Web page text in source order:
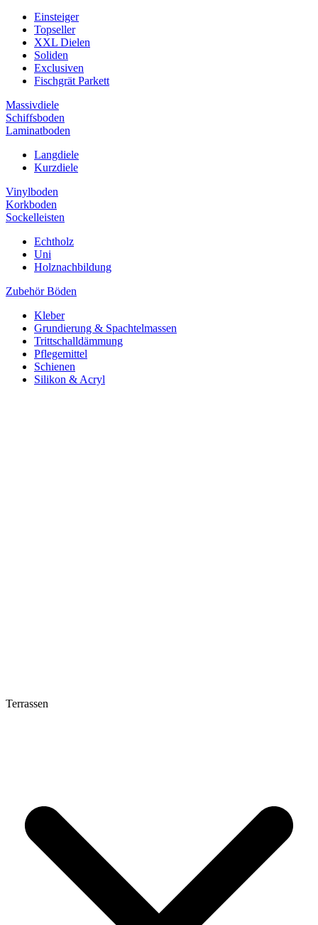
Einsteiger
Topseller
XXL Dielen
Soliden
Exclusiven
Fischgrät Parkett
Massivdiele
Schiffsboden
Laminatboden
Langdiele
Kurzdiele
Vinylboden
Korkboden
Sockelleisten
Echtholz
Uni
Holznachbildung
Zubehör Böden
Kleber
Grundierung & Spachtelmassen
Trittschalldämmung
Pflegemittel
Schienen
Silikon & Acryl
Terrassen